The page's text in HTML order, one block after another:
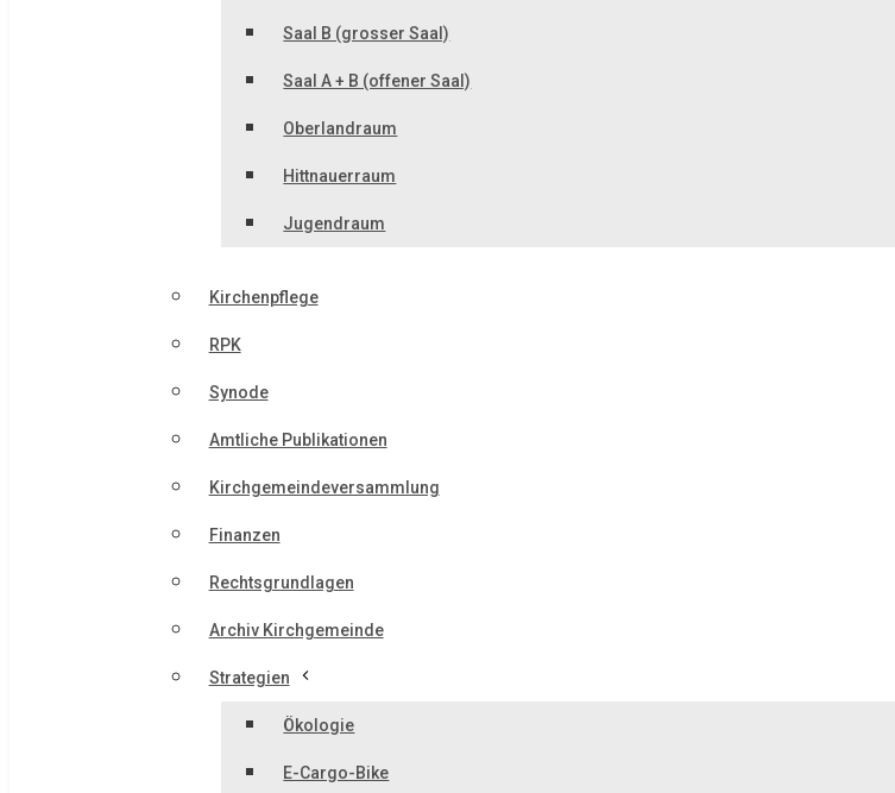
Saal B (grosser Saal)
Saal A + B (offener Saal)
Oberlandraum
Hittnauerraum
Jugendraum
Kirchenpflege
RPK
Synode
Amtliche Publikationen
Kirchgemeindeversammlung
Finanzen
Rechtsgrundlagen
Archiv Kirchgemeinde
Strategien
Ökologie
E-Cargo-Bike